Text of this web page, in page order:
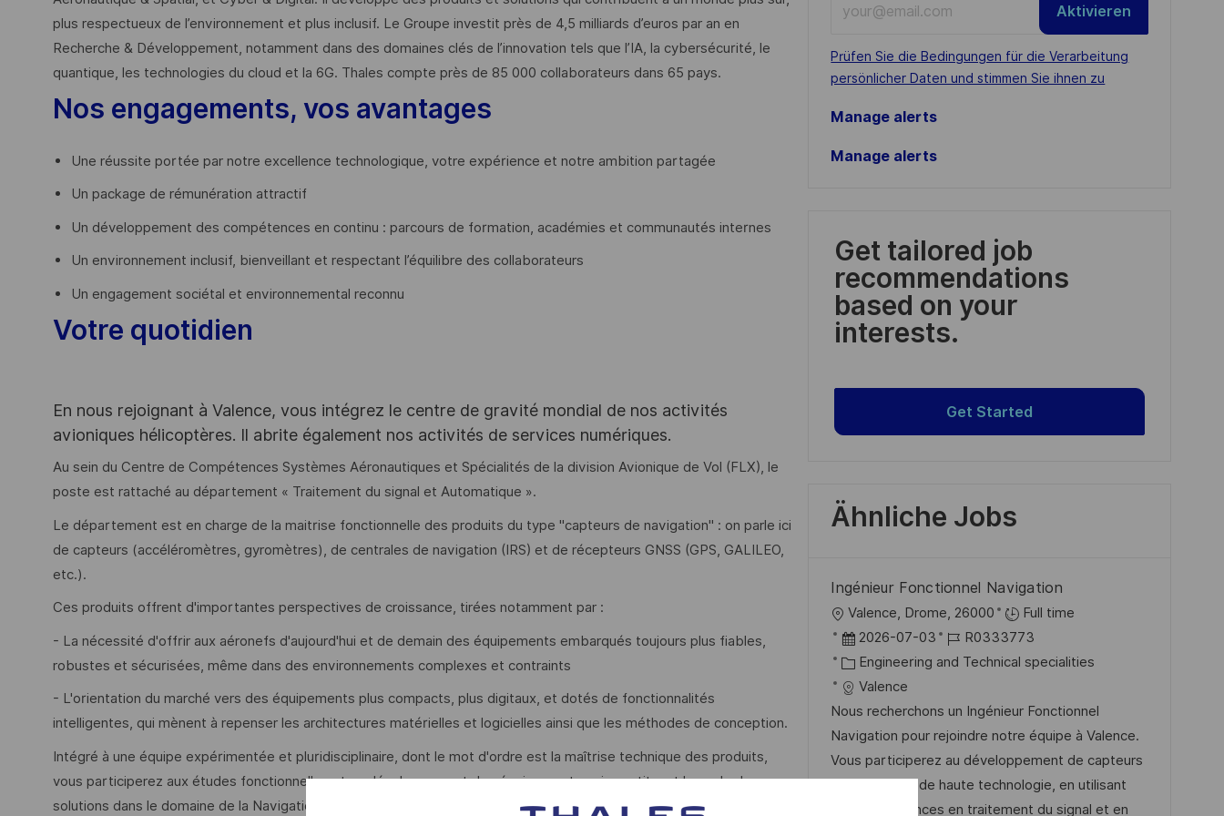
plus respectueux de l’environnement et plus inclusif. Le Groupe investit près de 4,5 milliards d’euros par an en
Recherche & Développement, notamment dans des domaines clés de l’innovation tels que l’IA, la cybersécurité, le
quantique, les technologies du cloud et la 6G. Thales compte près de 85 000 collaborateurs dans 65 pays. ​
Nos engagements, vos avantages
Une réussite portée par notre excellence technologique, votre expérience et notre ambition partagée
Un package de rémunération attractif
Un développement des compétences en continu : parcours de formation, académies et communautés internes
Un environnement inclusif, bienveillant et respectant l’équilibre des collaborateurs
Un engagement sociétal et environnemental reconnu
Votre quotidien
En nous rejoignant à Valence, vous intégrez le centre de gravité mondial de nos activités
avioniques hélicoptères. Il abrite également nos activités de services numériques.
Au sein du Centre de Compétences Systèmes Aéronautiques et Spécialités de la division Avionique de Vol (FLX), le
poste est rattaché au département « Traitement du signal et Automatique ».
Le département est en charge de la maitrise fonctionnelle des produits du type "capteurs de navigation" : on parle ici
de capteurs (accéléromètres, gyromètres), de centrales de navigation (IRS) et de récepteurs GNSS (GPS, GALILEO,
etc.).
Ces produits offrent d'importantes perspectives de croissance, tirées notamment par :
- La nécessité d'offrir aux aéronefs d'aujourd'hui et de demain des équipements embarqués toujours plus fiables,
robustes et sécurisées, même dans des environnements complexes et contraints
- L'orientation du marché vers des équipements plus compacts, plus digitaux, et dotés de fonctionnalités
intelligentes, qui mènent à repenser les architectures matérielles et logicielles ainsi que les méthodes de conception.
Intégré à une équipe expérimentée et pluridisciplinaire, dont le mot d'ordre est la maîtrise technique des produits,
vous participerez aux études fonctionnelles et au développement des équipements qui constituent le socle de nos
solutions dans le domaine de la Navigation et ses capteurs de haute technologie.
Email
address
(Required)
Required
Prüfen Sie die Bedingungen für die Verarbeitung
persönlicher Daten und stimmen Sie ihnen zu
Aktivieren
Manage alerts
Manage alerts
Get tailored job
recommendations
based on your
interests.
Get Started
Ähnliche Jobs
Ingénieur Fonctionnel Navigation
O
r
t
Valence, Drome, 26000
Full time
D
a
t
u
m
d
e
2026-07-03
J
o
-
I
D
R0333773
K
a
t
e
g
o
Engineering and Technical specialities
Valence
Nous recherchons un Ingénieur Fonctionnel
Navigation pour rejoindre notre équipe à Valence.
Vous participerez au développement de capteurs
de navigation de haute technologie, en utilisant
vos compétences en traitement du signal et en